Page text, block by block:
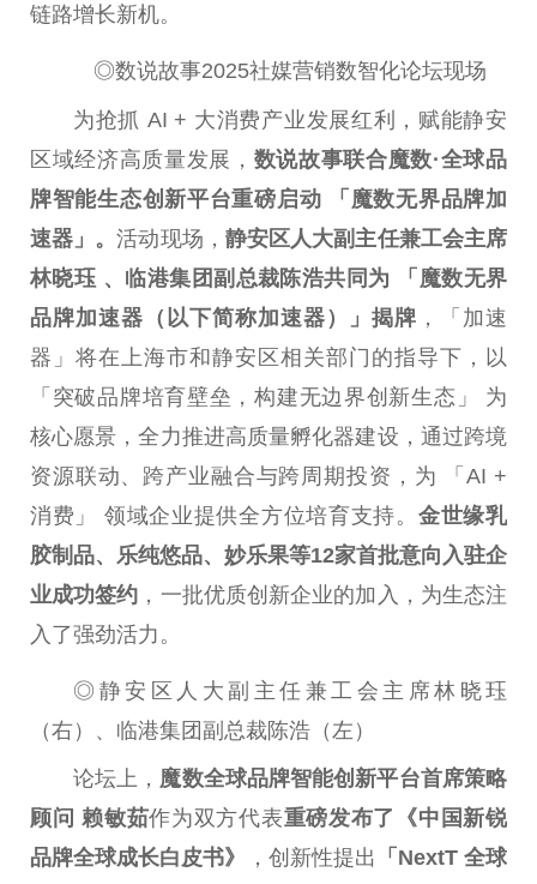
链路增长新机。
◎数说故事2025社媒营销数智化论坛现场
为抢抓 AI + 大消费产业发展红利，赋能静安
区域经济高质量发展， 数说故事联合魔数·全球品
牌智能生态创新平台重磅启动 「魔数无界品牌加
速器」。活动现场， 静安区人大副 主任兼工会主席
林晓珏 、临港集团副 总裁陈浩共同为 「魔数无界
品牌加速器（以下简称加速器）」揭牌 ，「加速
器」将在上海市和静安区相关部门的指导下，以
「突破品牌培育壁垒，构建无边界创新生态」 为
核心愿景，全力推进高质量孵化器建设，通过跨境
资源联动、跨产业融合与跨周期投资 ，为 「AI +
消费」 领域企业提供全方位培育支持。 金世缘乳
胶制品、乐纯悠品、妙乐果等12家首批意向入驻企
业成功签约 ，一批优质创新企业的加入，为生态注
入了强劲活力。
◎静安区 人大 副 主任 兼工会 主席林晓珏
（右）、临港集团副 总裁陈浩（左）
论坛上， 魔数全球品牌智能创新平台首席策略
顾问 赖敏茹作为双方代表重磅发布了《中国新锐
品牌全球成长白皮书》
，创新性提出 「NextT 全球